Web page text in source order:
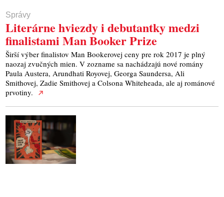
Správy
Literárne hviezdy i debutantky medzi
finalistami Man Booker Prize
Širší výber finalistov Man Bookerovej ceny pre rok 2017 je plný
naozaj zvučných mien. V zozname sa nachádzajú nové romány
Paula Austera, Arundhati Royovej, Georga Saundersa, Ali
Smithovej, Zadie Smithovej a Colsona Whiteheada, ale aj románové
prvotiny.